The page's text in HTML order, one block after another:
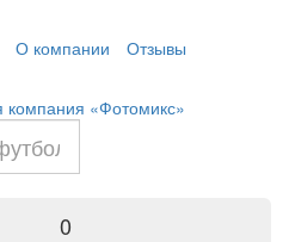
О компании
Отзывы
0